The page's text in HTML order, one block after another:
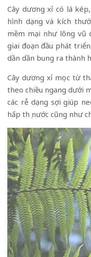
Cây dương xỉ có lá
hình dạng và kích
mềm mại như lông vũ
giai đoạn đầu phát
dần dần bung ra thành
Cây dương xỉ mọc từ
theo chiều ngang dưới
các rễ dạng sợi giúp
hấp thụ nước cũng như